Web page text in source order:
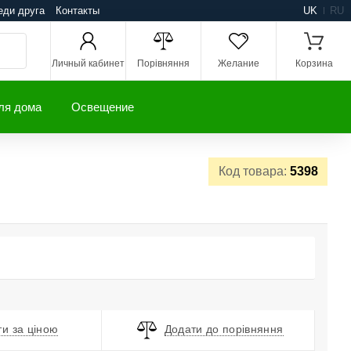
друга Контакты UK RU
Личный кабинет Порівняння Желание Корзина
дома Освещение
Код товара: 5398
за ціною Додати до порівняння